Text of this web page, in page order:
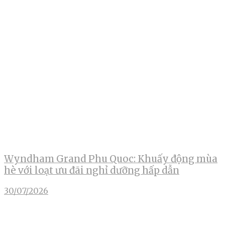
Wyndham Grand Phu Quoc: Khuấy động mùa
hè với loạt ưu đãi nghỉ dưỡng hấp dẫn
30/07/2026